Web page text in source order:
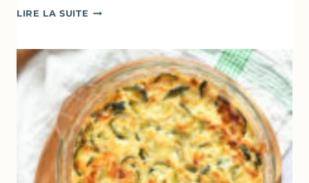
LIRE LA SUITE FARINATA
ÉPAISSE
À
LA
FARINE
DE
POIS
CHICHE
–
CUISSON
AU